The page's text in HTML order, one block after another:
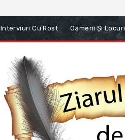
Interviuri Cu Rost Oameni Și Locuri